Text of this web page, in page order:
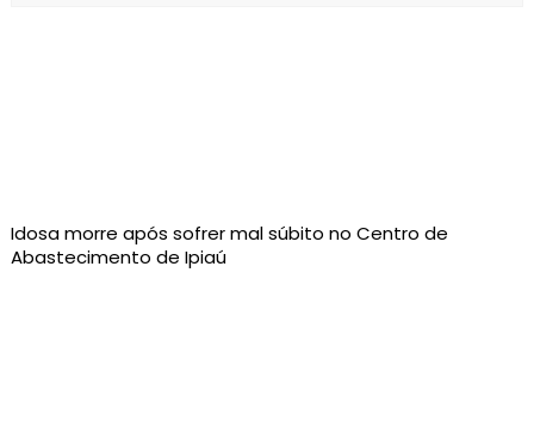
Idosa morre após sofrer mal súbito no Centro de
Abastecimento de Ipiaú